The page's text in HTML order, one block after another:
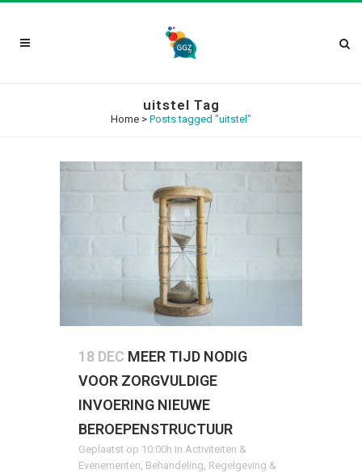
uitstel Tag
Home > Posts tagged "uitstel"
18 DEC MEER TIJD NODIG
VOOR ZORGVULDIGE
INVOERING NIEUWE
BEROEPENSTRUCTUUR
Geplaatst op 10:00h in Activiteiten &
Evenementen, Behandeling, Regelgeving &